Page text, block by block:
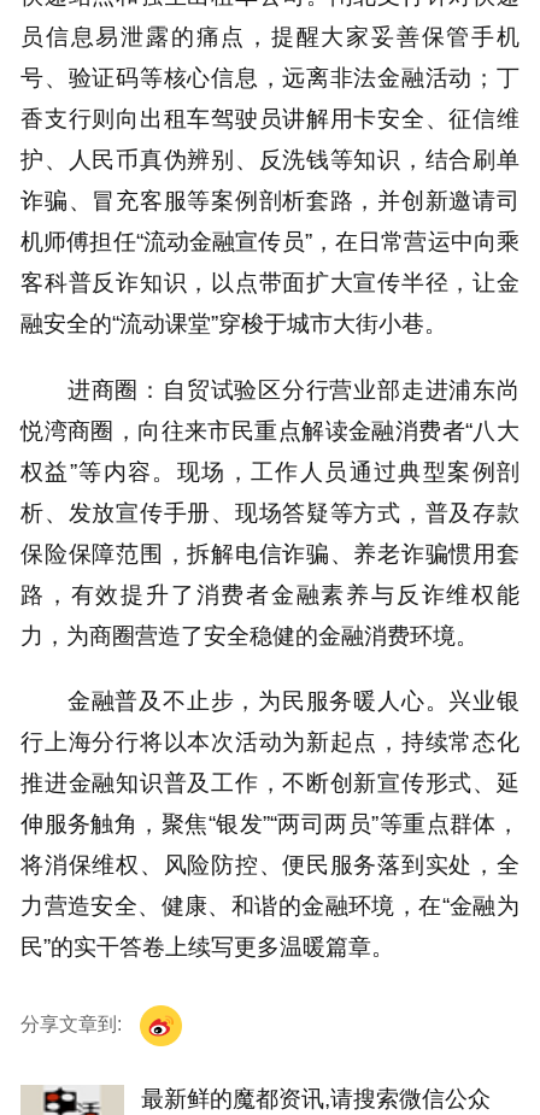
员信息易泄露的痛点，提醒大家妥善保管手机
号、验证码等核心信息，远离非法金融活动；丁
香支行则向出租车驾驶员讲解用卡安全、征信维
护、人民币真伪辨别、反洗钱等知识，结合刷单
诈骗、冒充客服等案例剖析套路，并创新邀请司
机师傅担任“流动金融宣传员”，在日常营运中向乘
客科普反诈知识，以点带面扩大宣传半径，让金
融安全的“流动课堂”穿梭于城市大街小巷。
进商圈：自贸试验区分行营业部走进浦东尚
悦湾商圈，向往来市民重点解读金融消费者“八大
权益”等内容。现场，工作人员通过典型案例剖
析、发放宣传手册、现场答疑等方式，普及存款
保险保障范围，拆解电信诈骗、养老诈骗惯用套
路，有效提升了消费者金融素养与反诈维权能
力，为商圈营造了安全稳健的金融消费环境。
金融普及不止步，为民服务暖人心。兴业银
行上海分行将以本次活动为新起点，持续常态化
推进金融知识普及工作，不断创新宣传形式、延
伸服务触角，聚焦“银发”“两司两员”等重点群体，
将消保维权、风险防控、便民服务落到实处，全
力营造安全、健康、和谐的金融环境，在“金融为
民”的实干答卷上续写更多温暖篇章。
分享文章到:
最新鲜的魔都资讯,请搜索微信公众